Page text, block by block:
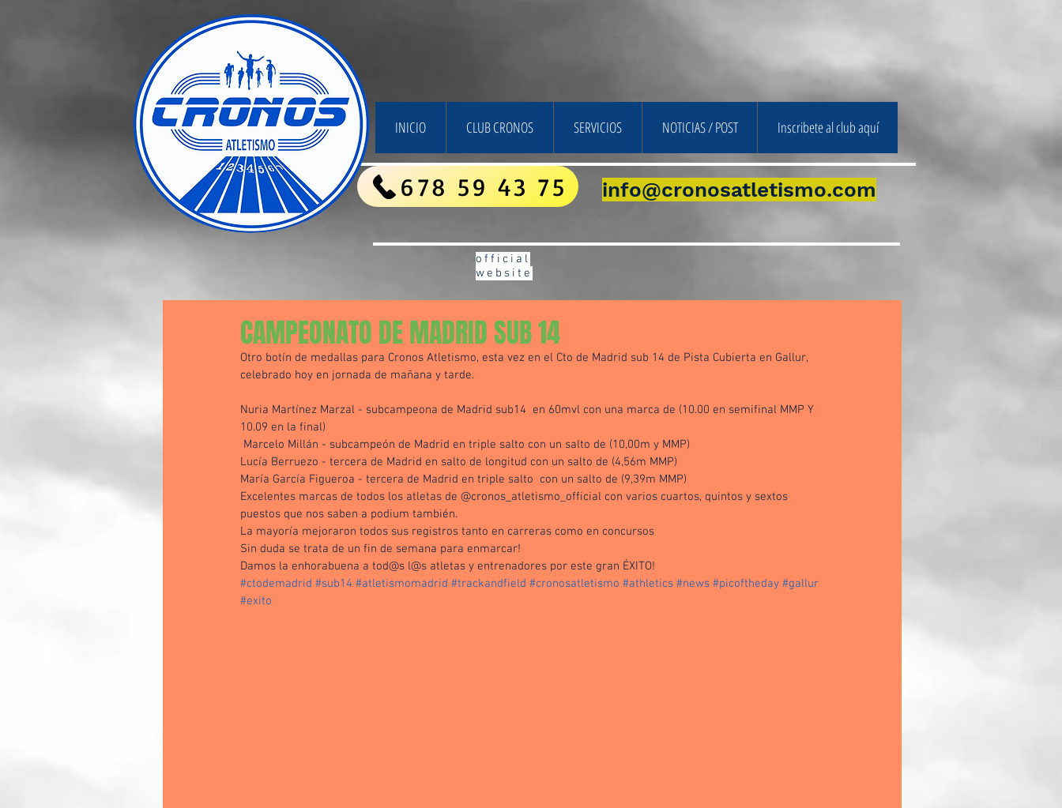
INICIO CLUB CRONOS SERVICIOS NOTICIAS / POST Inscribete al club aquí
info@cronosatletismo.com
678 59 43 75
official
website
CAMPEONATO DE MADRID SUB 14
Otro botín de medallas para Cronos Atletismo, esta vez en el Cto de Madrid sub 14 de Pista Cubierta en Gallur,
celebrado hoy en jornada de mañana y tarde.
Nuria Martínez Marzal - subcampeona de Madrid sub14  en 60mvl con una marca de (10.00 en semifinal MMP Y
10.09 en la final)
Marcelo Millán - subcampeón de Madrid en triple salto con un salto de (10,00m y MMP)
Lucía Berruezo - tercera de Madrid en salto de longitud con un salto de (4,56m MMP)
María García Figueroa - tercera de Madrid en triple salto  con un salto de (9,39m MMP)
Excelentes marcas de todos los atletas de @cronos_atletismo_official con varios cuartos, quintos y sextos
puestos que nos saben a podium también.
La mayoría mejoraron todos sus registros tanto en carreras como en concursos
Sin duda se trata de un fin de semana para enmarcar!
Damos la enhorabuena a tod@s l@s atletas y entrenadores por este gran ÉXITO!
#ctodemadrid #sub14 #atletismomadrid #trackandfield #cronosatletismo #athletics #news #picoftheday #gallur
#exito